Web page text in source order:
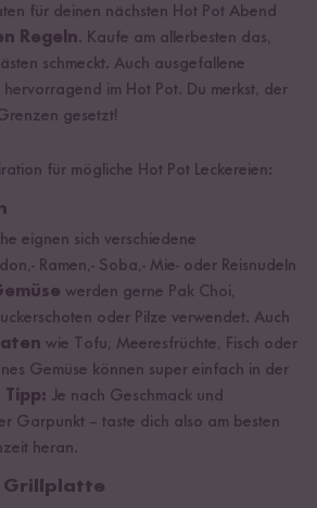
für deinen nächsten Hot Pot Abend
Regeln. Kaufe am allerbesten das,
schmeckt. Auch ausgefallene
hervorragend im Hot Pot. Du merkst, der
gesetzt!
für mögliche Hot Pot Leckereien:
eignen sich verschiedene
Ramen,- Soba,- Mie- oder Reisnudeln
werden gerne Pak Choi,
oder Pilze verwendet. Auch
wie Tofu, Meeresfrüchte, Fisch oder
Gemüse können super einfach in der
Tipp: Je nach Geschmack und
Garpunkt – taste dich also am besten
heran.
Grillplatte